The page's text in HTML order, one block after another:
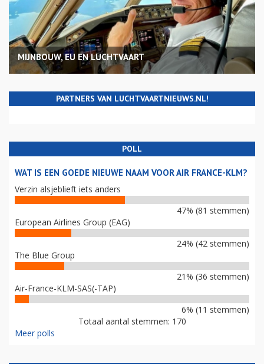
MIJNBOUW, EU EN LUCHTVAART
PARTNERS VAN LUCHTVAARTNIEUWS.NL!
POLL
WAT IS EEN GOEDE NIEUWE NAAM VOOR AIR FRANCE-KLM?
Verzin alsjeblieft iets anders
47% (81 stemmen)
European Airlines Group (EAG)
24% (42 stemmen)
The Blue Group
21% (36 stemmen)
Air-France-KLM-SAS(-TAP)
6% (11 stemmen)
Totaal aantal stemmen: 170
Meer polls